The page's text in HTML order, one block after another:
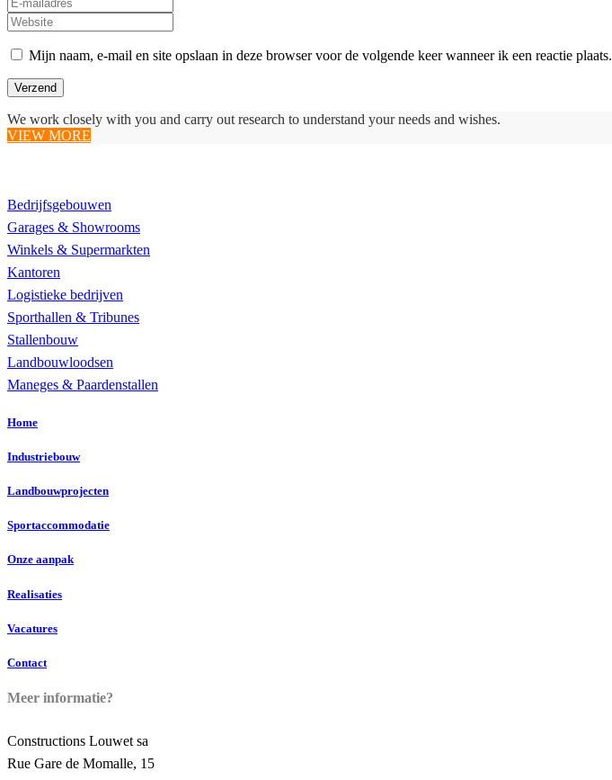
Mijn naam, e-mail en site opslaan in deze browser voor de volgende keer wanneer ik een reactie plaats.
We work closely with you and carry out research to understand your needs and wishes.
VIEW MORE
Bedrijfsgebouwen
Garages & Showrooms
Winkels & Supermarkten
Kantoren
Logistieke bedrijven
Sporthallen & Tribunes
Stallenbouw
Landbouwloodsen
Maneges & Paardenstallen
Home
Industriebouw
Landbouwprojecten
Sportaccommodatie
Onze aanpak
Realisaties
Vacatures
Contact
Meer informatie?
Constructions Louwet sa
Rue Gare de Momalle, 15